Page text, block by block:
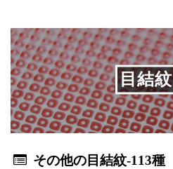
目結紋
その他の目結紋-113種